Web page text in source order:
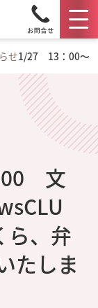
せ1/27 13：00～
00 文
ら、弁
たしま